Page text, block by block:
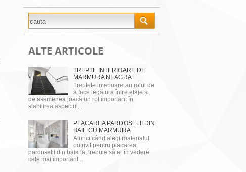
ALTE ARTICOLE
TREPTE INTERIOARE DE
MARMURA NEAGRA
Treptele interioare au rolul de
a face legătura între etaje și
de asemenea joacă un rol important în
stabilirea aspectul...
PLACAREA PARDOSELII DIN
BAIE CU MARMURA
Atunci când alegi materialul
potrivit pentru placarea
pardoselii din baia ta, trebuie să ai în vedere
cele mai important...